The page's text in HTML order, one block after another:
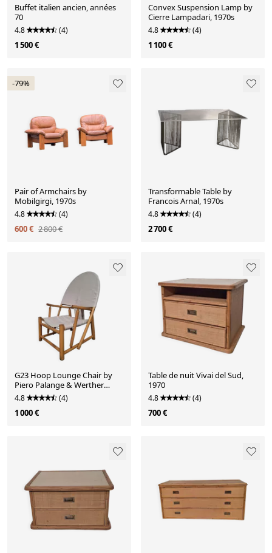
Buffet italien ancien, années
70
4.8 (4)
1 500 €
Convex Suspension Lamp by
Cierre Lampadari, 1970s
4.8 (4)
1 100 €
-79%
Pair of Armchairs by
Mobilgirgi, 1970s
4.8 (4)
600 € 2 800 €
Transformable Table by
Francois Arnal, 1970s
4.8 (4)
2 700 €
G23 Hoop Lounge Chair by
Piero Palange & Werther
Toffoloni for Germa
4.8 (4)
1 000 €
Table de nuit Vivai del Sud,
1970
4.8 (4)
700 €